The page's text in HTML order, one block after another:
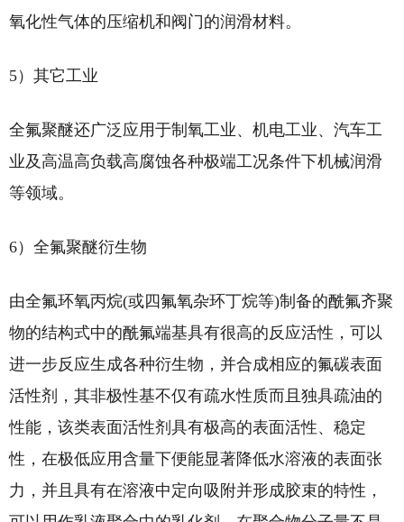
氧化性气体的压缩机和阀门的润滑材料。
5）其它工业
全氟聚醚还广泛应用于制氧工业、机电工业、汽车工
业及高温高负载高腐蚀各种极端工况条件下机械润滑
等领域。
6）全氟聚醚衍生物
由全氟环氧丙烷(或四氟氧杂环丁烷等)制备的酰氟齐聚
物的结构式中的酰氟端基具有很高的反应活性，可以
进一步反应生成各种衍生物，并合成相应的氟碳表面
活性剂，其非极性基不仅有疏水性质而且独具疏油的
性能，该类表面活性剂具有极高的表面活性、稳定
性，在极低应用含量下便能显著降低水溶液的表面张
力，并且具有在溶液中定向吸附并形成胶束的特性，